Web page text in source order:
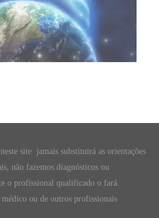
site jamais substituirá as orientações
não fazemos diagnósticos ou
o profissional qualificado o fará.
ou de outros profissionais